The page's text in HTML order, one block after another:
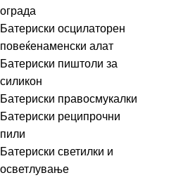
ограда
Батериски осцилаторен
повеќенаменски алат
Батериски пиштоли за
силикон
Батериски правосмукалки
Батериски реципрочни
пили
Батериски светилки и
осветлување